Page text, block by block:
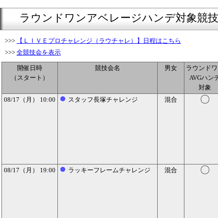
ラウンドワンアベレージハンデ対象競
>>>
【ＬＩＶＥプロチャレンジ（ラウチャレ）】日程はこちら
>>> 全競技会を表示
開催日時
（スタート）
競技会名 男女
ラウンド
AVGハン
対象
08/17（月） 10:00
スタッフ長塚チャレンジ 混合 〇
08/17（月） 19:00 ラッキーフレームチャレンジ 混合 〇